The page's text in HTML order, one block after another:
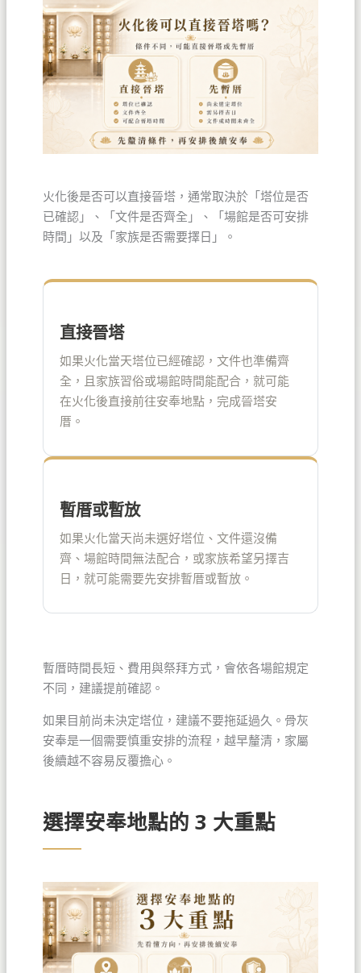
火化後是否可以直接晉塔，通常取決於「塔位是否
已確認」、「文件是否齊全」、「場館是否可安排
時間」以及「家族是否需要擇日」。
直接晉塔
如果火化當天塔位已經確認，文件也準備齊
全，且家族習俗或場館時間能配合，就可能
在火化後直接前往安奉地點，完成晉塔安
厝。
暫厝或暫放
如果火化當天尚未選好塔位、文件還沒備
齊、場館時間無法配合，或家族希望另擇吉
日，就可能需要先安排暫厝或暫放。
暫厝時間長短、費用與祭拜方式，會依各場館規定
不同，建議提前確認。
如果目前尚未決定塔位，建議不要拖延過久。骨灰
安奉是一個需要慎重安排的流程，越早釐清，家屬
後續越不容易反覆擔心。
選擇安奉地點的 3 大重點